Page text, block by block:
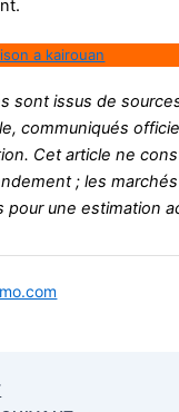
a kairouan
sont issus de
communiqués
Cet article ne
; les
une estimation